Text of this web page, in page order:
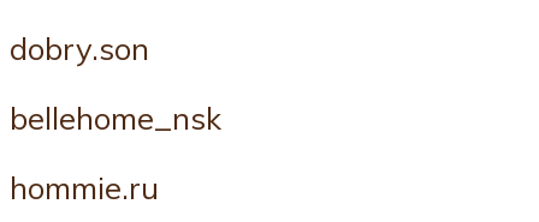
dobry.son
bellehome_nsk
hommie.ru